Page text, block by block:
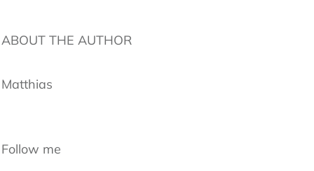
ABOUT THE AUTHOR
Matthias
Follow me